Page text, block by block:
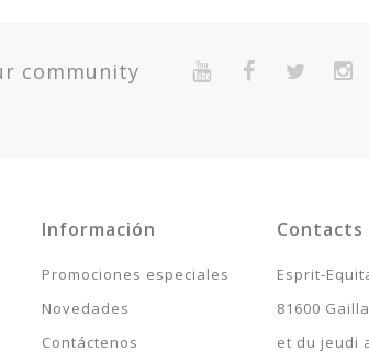
Expédié 5-7 jours
Expédié 5-7 jours
Expédié 5-7 jours
community
Información
Promociones especiales
Novedades
Contáctenos
Contacts
Esprit-
81600
et du jeudi